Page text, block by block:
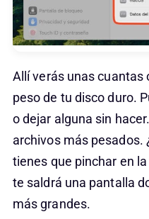
Allí verás unas cuantas
peso de tu disco duro.
o dejar alguna sin
archivos más pesados.
tienes que pinchar en
te saldrá una pantalla
más grandes.